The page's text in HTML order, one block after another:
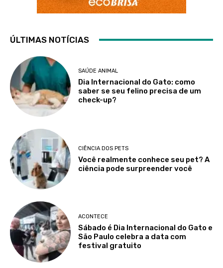
ÚLTIMAS NOTÍCIAS
SAÚDE ANIMAL
Dia Internacional do Gato: como
saber se seu felino precisa de um
check-up?
CIÊNCIA DOS PETS
Você realmente conhece seu pet? A
ciência pode surpreender você
ACONTECE
Sábado é Dia Internacional do Gato e
São Paulo celebra a data com
festival gratuito